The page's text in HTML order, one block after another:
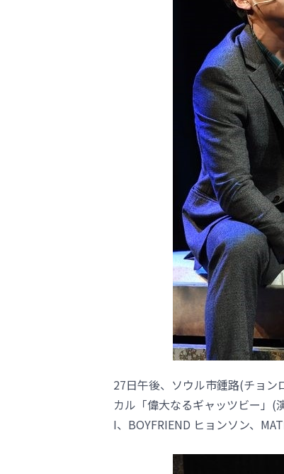
27日午後、ソウル市鍾路(チョ
カル「偉大なるギャッツビー」(
I、BOYFRIEND ヒョンソン、